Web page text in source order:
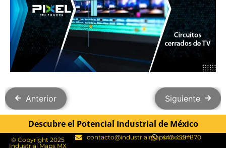
Anterior Siguiente
Descubre el Potencial Industrial de México
© Copyright 2025
Industrial Maps MX​
contacto@industrialmapsmx.com
442 459 1870